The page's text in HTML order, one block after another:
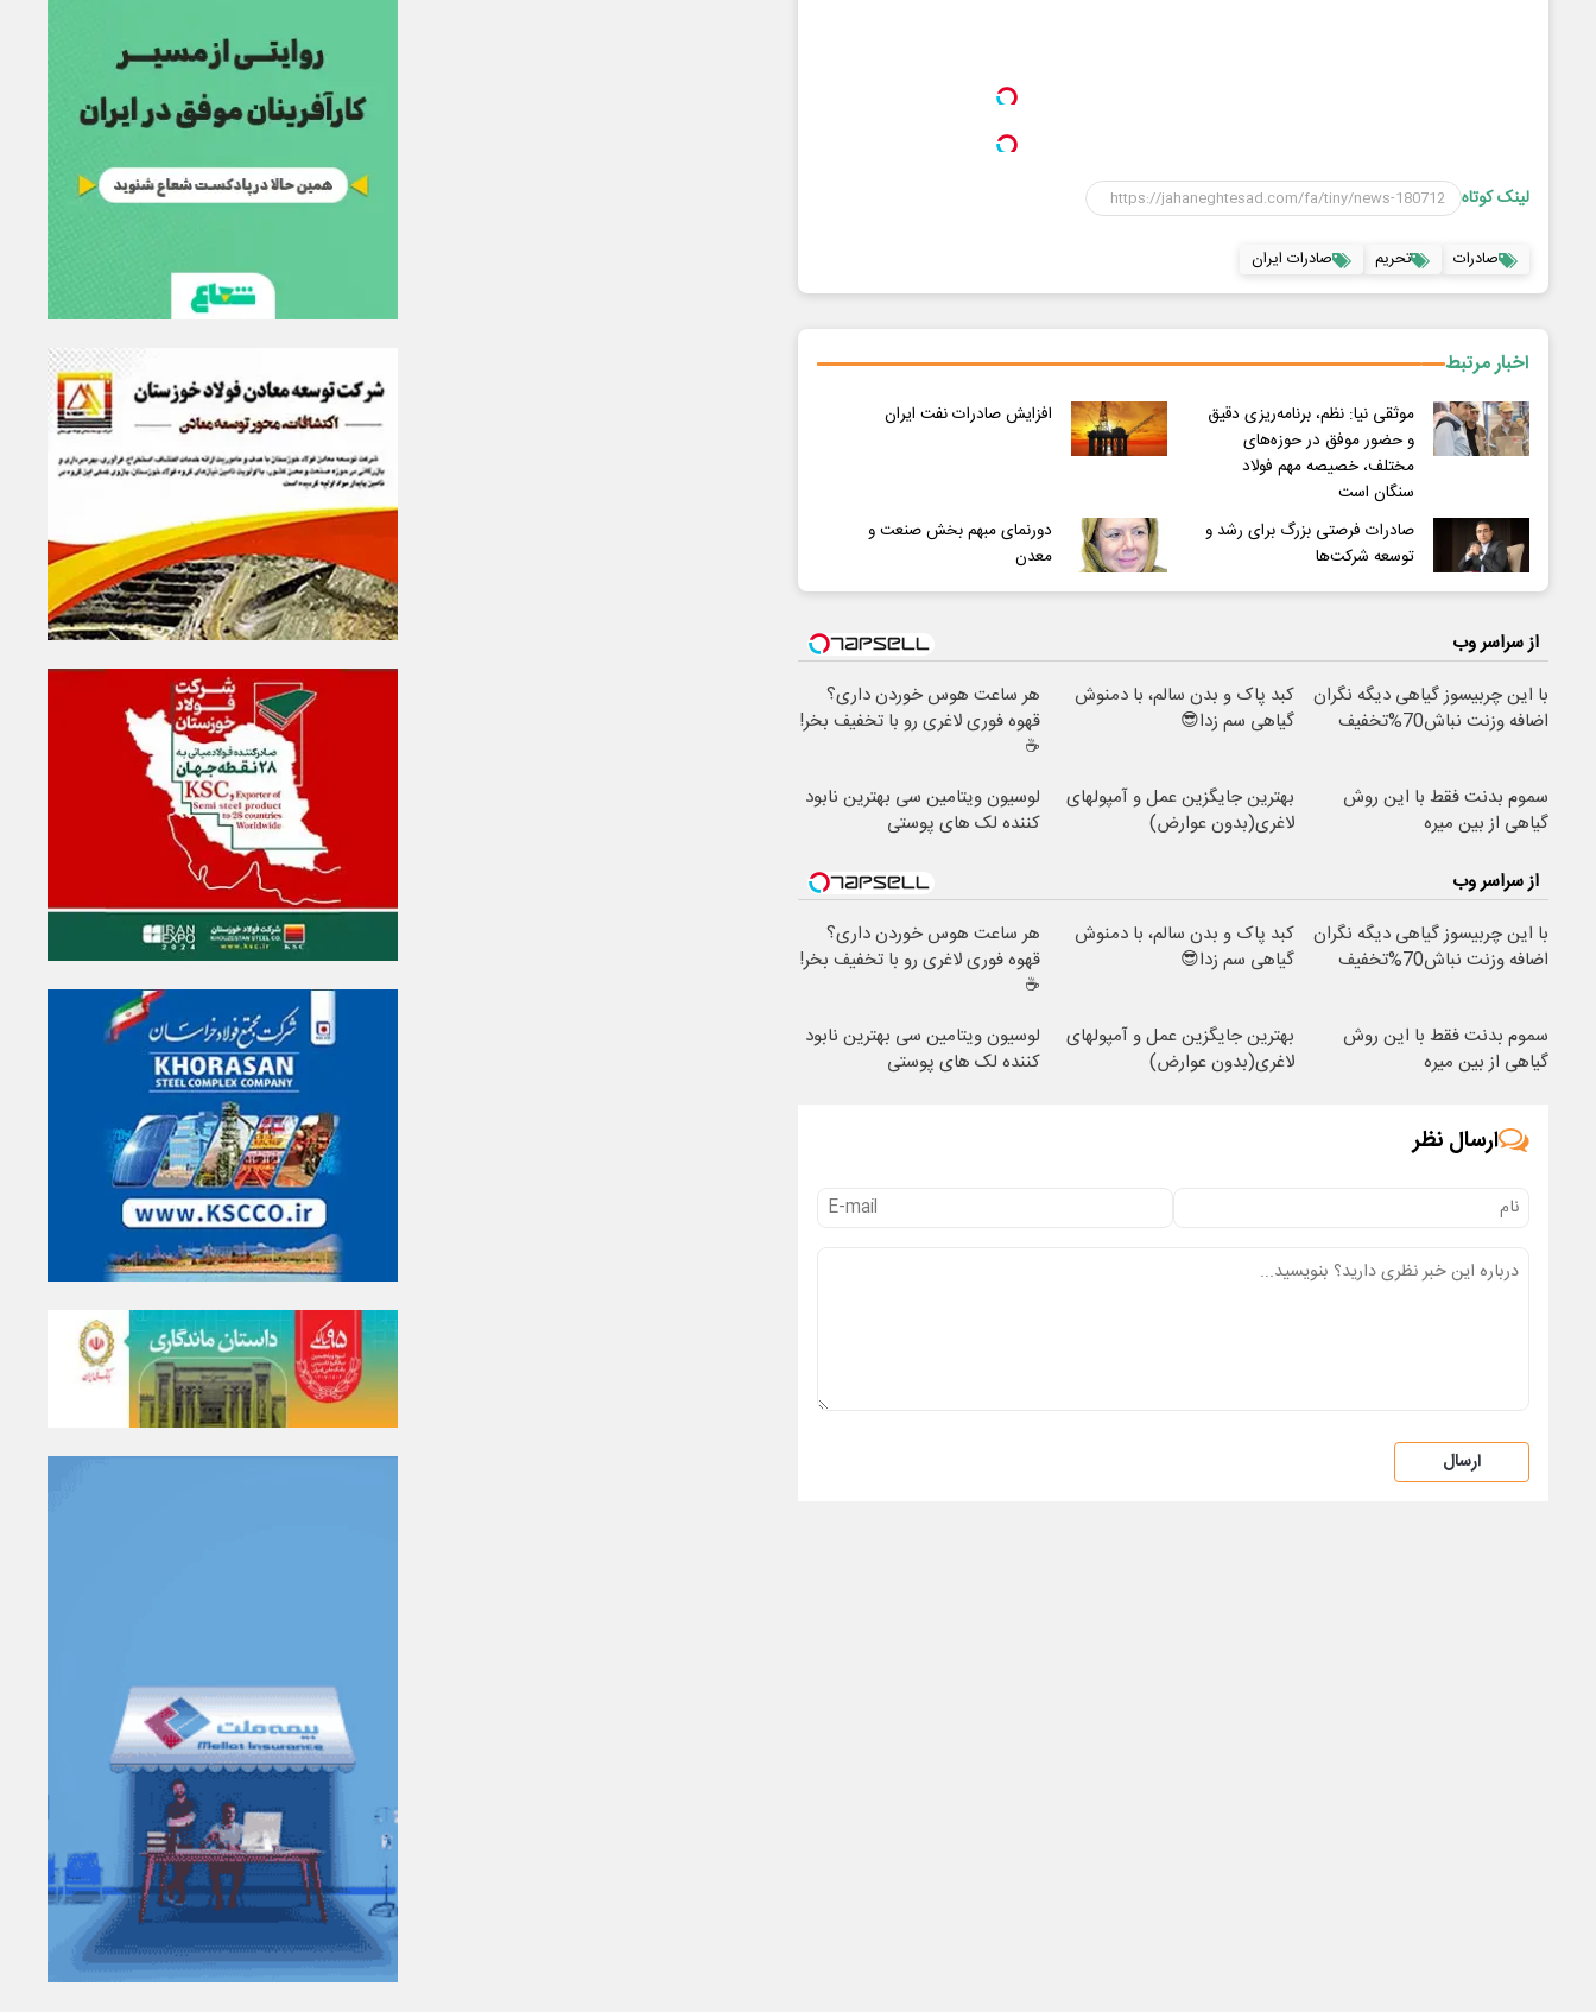
لینک کوتاه
صادرات تحریم صادرات ایران
اخبار مرتبط
موثقی نیا: نظم، برنامه‌ریزی دقیق
و حضور موفق در حوزه‌های
مختلف، خصیصه مهم فولاد
سنگان است
افزایش صادرات نفت ایران
صادرات فرصتی بزرگ برای رشد و
توسعه شرکت‌ها
دورنمای مبهم بخش صنعت و
معدن
از سراسر وب
با این چربیسوز گیاهی دیگه نگران
اضافه وزنت نباش70%تخفیف
کبد پاک و بدن سالم، با دمنوش
گیاهی سم زدا😎
هر ساعت هوس خوردن داری؟
قهوه فوری لاغری رو با تخفیف بخر!
☕
سموم بدنت فقط با این روش
گیاهی از بین میره
بهترین جایگزین عمل و آمپولهای
لاغری(بدون عوارض)
لوسیون ویتامین سی بهترین نابود
کننده لک های پوستی
از سراسر وب
با این چربیسوز گیاهی دیگه نگران
اضافه وزنت نباش70%تخفیف
کبد پاک و بدن سالم، با دمنوش
گیاهی سم زدا😎
هر ساعت هوس خوردن داری؟
قهوه فوری لاغری رو با تخفیف بخر!
☕
سموم بدنت فقط با این روش
گیاهی از بین میره
بهترین جایگزین عمل و آمپولهای
لاغری(بدون عوارض)
لوسیون ویتامین سی بهترین نابود
کننده لک های پوستی
ارسال نظر
ارسال